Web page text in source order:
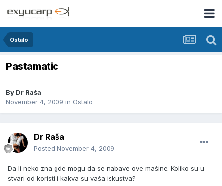
Ostalo
Pastamatic
By Dr Raša
November 4, 2009 in Ostalo
Dr Raša
Posted November 4, 2009
Da li neko zna gde mogu da se nabave ove mašine. Koliko su u
stvari od koristi i kakva su vaša iskustva?